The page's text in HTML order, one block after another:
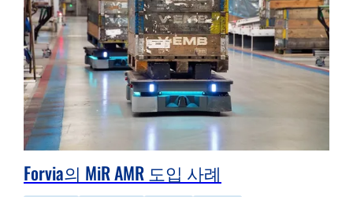
Forvia의 MiR AMR 도입 사례